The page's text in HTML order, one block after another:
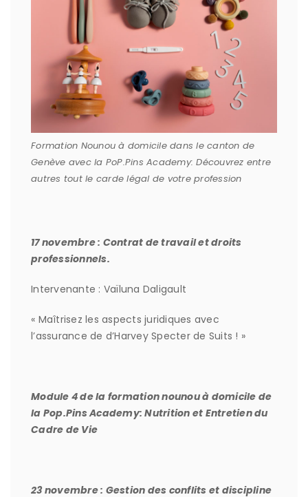
Formation Nounou à domicile dans le canton de
Genève avec la PoP.Pins Academy: Découvrez entre
autres tout le carde légal de votre profession
17 novembre : Contrat de travail et droits
professionnels.
Intervenante : Vaïluna Daligault
« Maîtrisez les aspects juridiques avec
l’assurance de d’Harvey Specter de Suits ! »
Module 4 de la formation nounou à domicile de
la Pop.Pins Academy: Nutrition et Entretien du
Cadre de Vie
23 novembre : Gestion des conflits et discipline